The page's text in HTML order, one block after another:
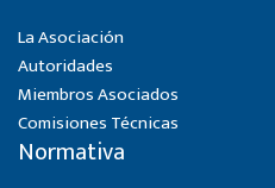
La Asociación
Autoridades
Miembros Asociados
Comisiones Técnicas
Normativa